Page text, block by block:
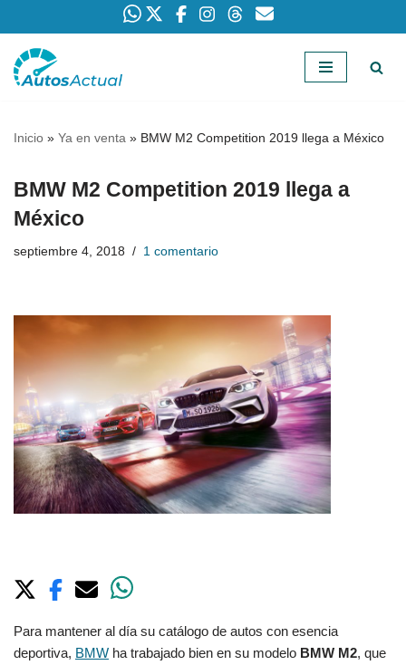
Saltar
Inicio » Ya en venta » BMW M2 Competition 2019 llega a México
BMW M2 Competition 2019 llega a
México
septiembre 4, 2018 1 comentario
Para mantener al día su catálogo de autos con esencia
deportiva, BMW ha trabajado bien en su modelo BMW M2, que